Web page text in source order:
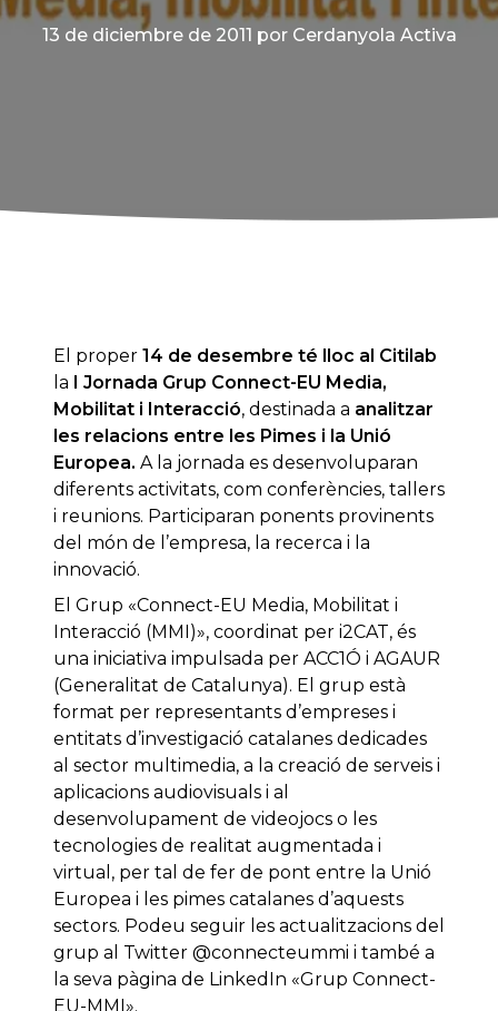
13 de diciembre de 2011 por Cerdanyola Activa
El proper 14 de desembre té lloc al Citilab
la I Jornada Grup Connect-EU Media,
Mobilitat i Interacció, destinada a analitzar
les relacions entre les Pimes i la Unió
Europea. A la jornada es desenvoluparan
diferents activitats, com conferències, tallers
i reunions. Participaran ponents provinents
del món de l’empresa, la recerca i la
innovació.
El Grup «Connect-EU Media, Mobilitat i
Interacció (MMI)», coordinat per i2CAT, és
una iniciativa impulsada per ACC1Ó i AGAUR
(Generalitat de Catalunya). El grup està
format per representants d’empreses i
entitats d’investigació catalanes dedicades
al sector multimedia, a la creació de serveis i
aplicacions audiovisuals i al
desenvolupament de videojocs o les
tecnologies de realitat augmentada i
virtual, per tal de fer de pont entre la Unió
Europea i les pimes catalanes d’aquests
sectors. Podeu seguir les actualitzacions del
grup al Twitter @connecteummi i també a
la seva pàgina de LinkedIn «Grup Connect-
EU-MMI».